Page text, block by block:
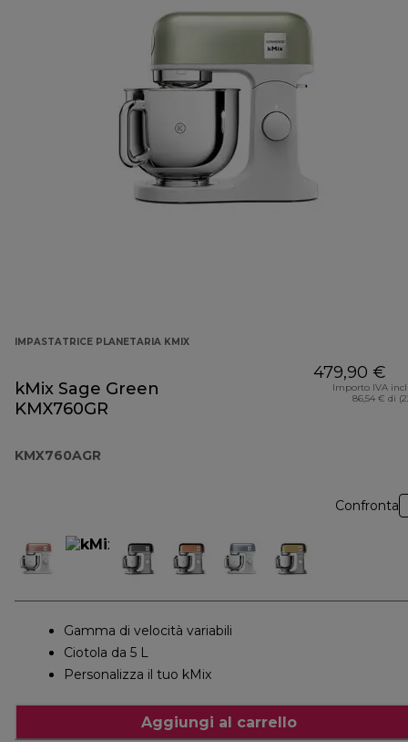
IMPASTATRICE PLANETARIA KMIX
kMix Sage Green
KMX760GR
KMX760AGR
479,90 €
Importo IVA
86,54 € di
Confronta
Gamma di velocità variabili
Ciotola da 5 L
Personalizza il tuo kMix
Aggiungi al carrello